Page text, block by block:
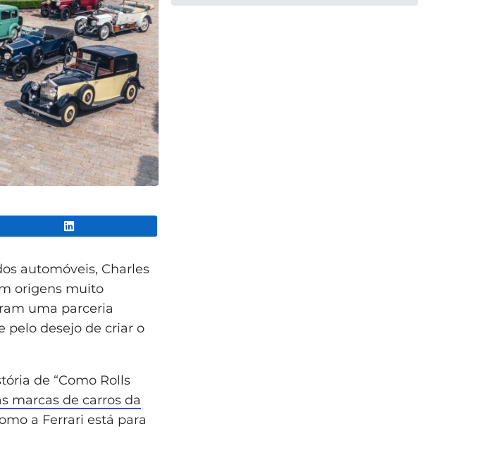
automóveis, Charles
origens muito
uma parceria
pelo desejo de criar o
de “Como Rolls
marcas de carros da
a Ferrari está para